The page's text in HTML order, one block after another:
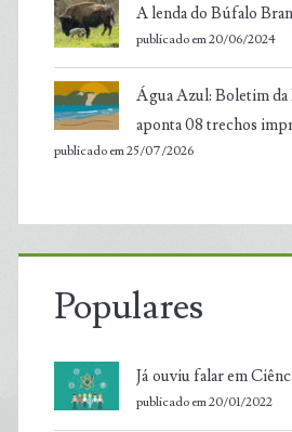
A lenda do Búfalo
publicado em 20/06/2024
Água Azul: Boletim da
aponta 08 trechos
publicado em 25/07/2026
Populares
Já ouviu falar em
publicado em 20/01/2022